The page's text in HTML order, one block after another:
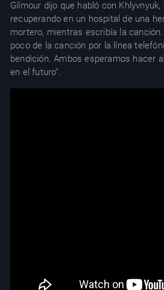
Gilmour dijo que habló con
recuperando en un hospital de una
mortero, mientras escribía la canción.
poco de la canción por la línea
bendición. Ambos esperamos hacer
en el futuro”.